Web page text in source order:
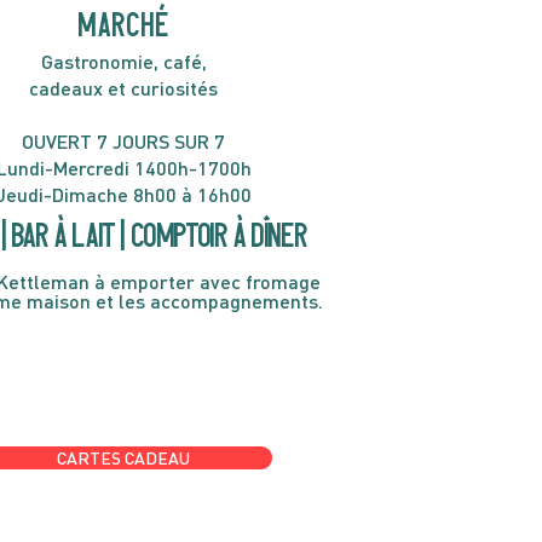
MARCHÉ
Gastronomie, café,
cadeaux et curiosités
OUVERT 7 JOURS SUR 7
Mercredi 1400h-1700h
Dimache 8h00 à 16h00
Bar à lait | Comptoir à dîner
à emporter avec fromage
maison et les accompagnements.
CARTES CADEAU